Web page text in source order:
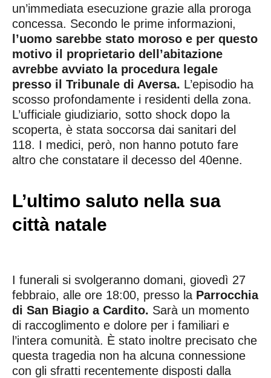
un’immediata esecuzione grazie alla proroga
concessa. Secondo le prime informazioni,
l’uomo sarebbe stato moroso e per questo
motivo il proprietario dell’abitazione
avrebbe avviato la procedura legale
presso il Tribunale di Aversa. L’episodio ha
scosso profondamente i residenti della zona.
L’ufficiale giudiziario, sotto shock dopo la
scoperta, è stata soccorsa dai sanitari del
118. I medici, però, non hanno potuto fare
altro che constatare il decesso del 40enne.
L’ultimo saluto nella sua
città natale
I funerali si svolgeranno domani, giovedì 27
febbraio, alle ore 18:00, presso la Parrocchia
di San Biagio a Cardito. Sarà un momento
di raccoglimento e dolore per i familiari e
l’intera comunità. È stato inoltre precisato che
questa tragedia non ha alcuna connessione
con gli sfratti recentemente disposti dalla